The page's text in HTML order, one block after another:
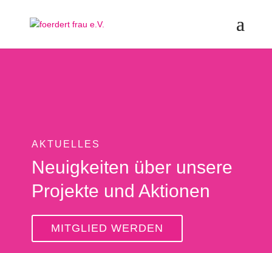
AKTUELLES
Neuigkeiten über unsere
Projekte und Aktionen
MITGLIED WERDEN